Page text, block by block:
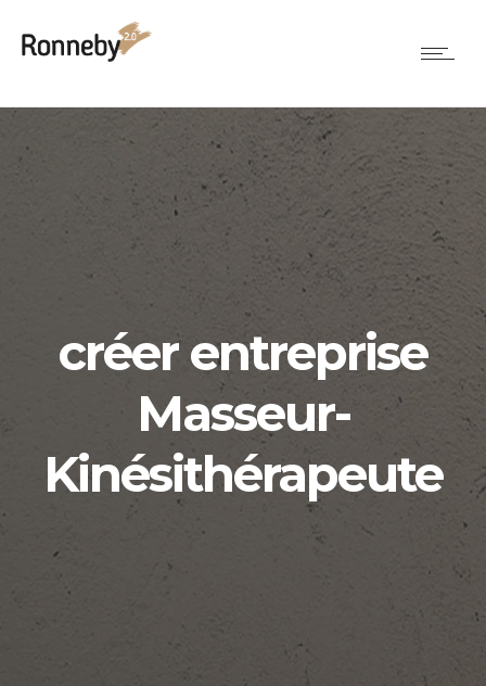
créer entreprise
Masseur-
Kinésithérapeute